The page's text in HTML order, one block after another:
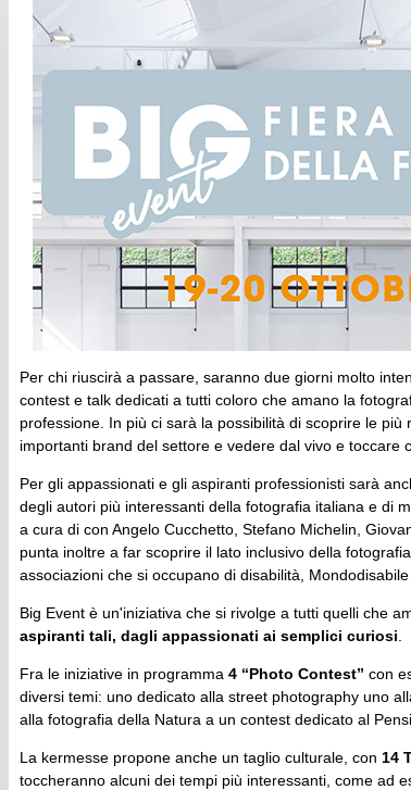
Per chi riuscirà a passare, saranno due giorni molto
contest e talk dedicati a tutti coloro che amano la
professione. In più ci sarà la possibilità di scoprire le più
importanti brand del settore e vedere dal vivo e toccare
Per gli appassionati e gli aspiranti professionisti sarà
degli autori più interessanti della fotografia italiana e di
a cura di con Angelo Cucchetto, Stefano Michelin,
punta inoltre a far scoprire il lato inclusivo della
associazioni che si occupano di disabilità,
Big Event è un'iniziativa che si rivolge a tutti quelli che
aspiranti tali, dagli appassionati ai semplici curiosi
Fra le iniziative in programma 4 “Photo Contest” con
diversi temi: uno dedicato alla street photography uno
alla fotografia della Natura a un contest dedicato al
La kermesse propone anche un taglio culturale, con 14
toccheranno alcuni dei tempi più interessanti, come ad